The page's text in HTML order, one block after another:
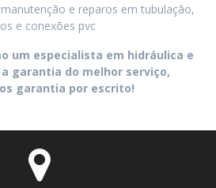
e reparos em tubulação,
e conexões pvc
um especialista em hidráulica e
garantia do melhor serviço,
garantia por escrito!